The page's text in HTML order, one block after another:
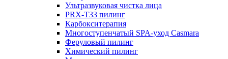
Ультразвуковая чистка лица
PRX-T33 пилинг
Карбокситерапия
Многоступенчатый SPA-уход Сasmara
Феруловый пилинг
Химический пилинг